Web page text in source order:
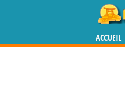
ACCUEIL